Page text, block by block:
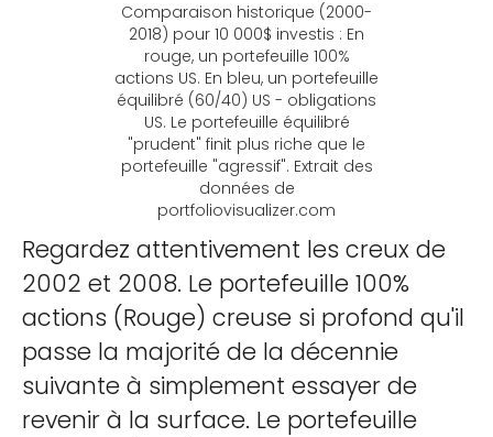
Comparaison historique (2000-
2018) pour 10 000$ investis : En
rouge, un portefeuille 100%
actions US. En bleu, un portefeuille
équilibré (60/40) US - obligations
US. Le portefeuille équilibré
"prudent" finit plus riche que le
portefeuille "agressif". Extrait des
données de
portfoliovisualizer.com
Regardez attentivement les creux de
2002 et 2008. Le portefeuille 100%
actions (Rouge) creuse si profond qu'il
passe la majorité de la décennie
suivante à simplement essayer de
revenir à la surface. Le portefeuille